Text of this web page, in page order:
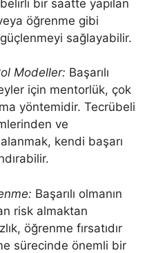
bir saatte yapılan
öğrenme gibi
sağlayabilir.
Modeller: Başarılı
için mentorlük, çok
yöntemidir. Tecrübeli
ve
kendi başarı
Başarılı olmanın
risk almaktan
öğrenme fırsatıdır
sürecinde önemli bir